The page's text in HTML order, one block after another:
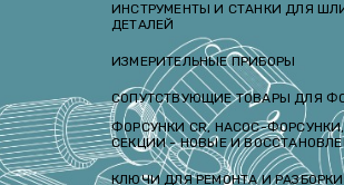
ИНСТРУМЕНТЫ И СТАНКИ ДЛЯ
ДЕТАЛЕЙ
ИЗМЕРИТЕЛЬНЫЕ ПРИБОРЫ
СОПУТСТВУЮЩИЕ ТОВАРЫ ДЛЯ
ФОРСУНКИ CR, НАСОС-
СЕКЦИИ - НОВЫЕ И
КЛЮЧИ ДЛЯ РЕМОНТА И